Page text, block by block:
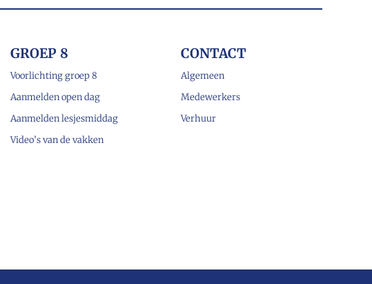
GROEP 8
Voorlichting groep 8
Aanmelden open dag
Aanmelden lesjesmiddag
Video’s van de vakken
CONTACT
Algemeen
Medewerkers
Verhuur